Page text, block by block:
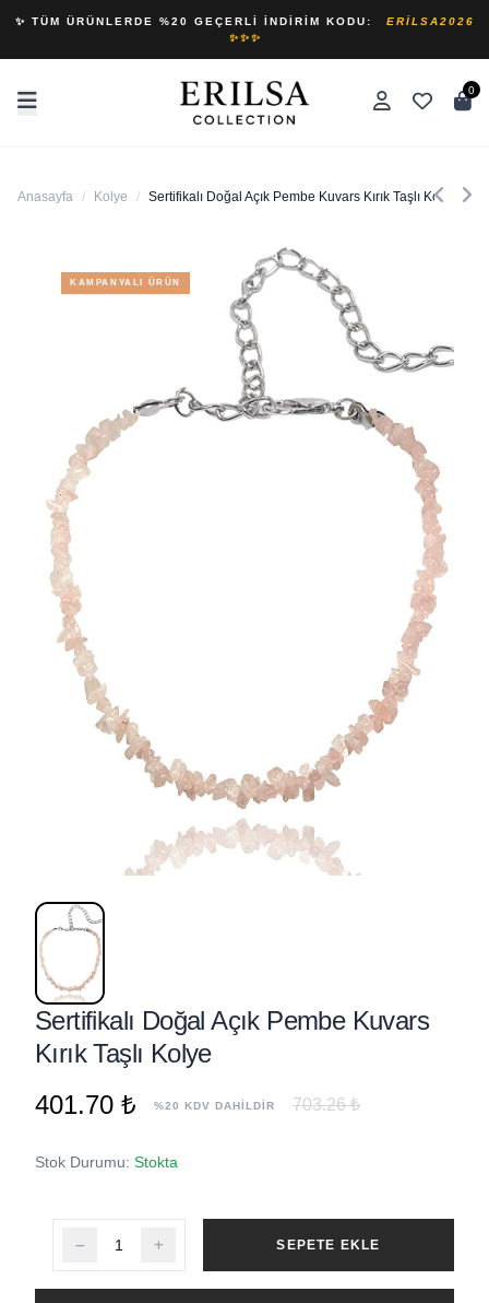
✨ TÜM ÜRÜNLERDE %20 GEÇERLI İNDIRIM KODU:
ERILSA2026
✨✨✨
0
Anasayfa / Kolye / Sertifikalı Doğal Açık Pembe Kuvars Kırık Taşlı Kolye
KAMPANYALI ÜRÜN
Sertifikalı Doğal Açık Pembe Kuvars
Kırık Taşlı Kolye
401.70 ₺
%20 KDV DAHİLDİR 703.26 ₺
Stok Durumu: Stokta
SEPETE EKLE